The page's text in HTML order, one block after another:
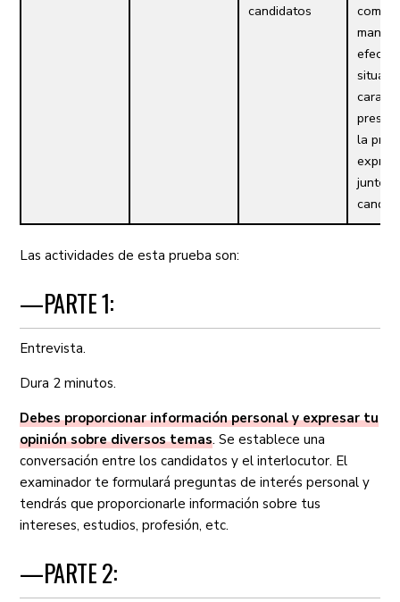
candidatos
manera
cara a
la
junto
Las actividades de esta prueba son:
—PARTE 1:
Entrevista.
Dura 2 minutos.
Debes proporcionar información personal y expresar tu
opinión sobre diversos temas. Se establece una
conversación entre los candidatos y el interlocutor. El
examinador te formulará preguntas de interés personal y
tendrás que proporcionarle información sobre tus
intereses, estudios, profesión, etc.
—PARTE 2: